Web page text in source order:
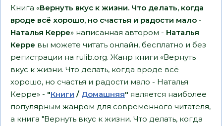
Книга «Вернуть вкус к жизни. Что делать, когда
вроде всё хорошо, но счастья и радости мало -
Наталья Керре» написанная автором - Наталья
Керре вы можете читать онлайн, бесплатно и без
регистрации на rulib.org. Жанр книги «Вернуть
вкус к жизни. Что делать, когда вроде всё
хорошо, но счастья и радости мало - Наталья
Керре» - "Книги / Домашняя" является наиболее
популярным жанром для современного читателя,
а книга "Вернуть вкус к жизни. Что делать, когда